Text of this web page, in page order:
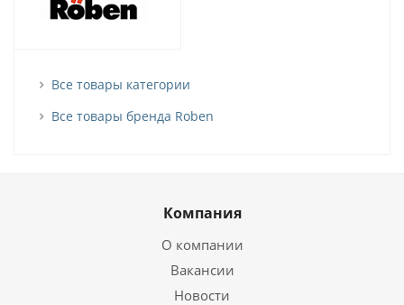
Все товары категории
Все товары бренда Roben
Компания
О компании
Вакансии
Новости